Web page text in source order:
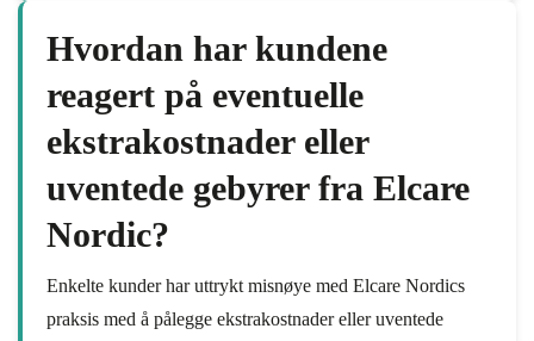
Hvordan har kundene
reagert på eventuelle
ekstrakostnader eller
uventede gebyrer fra Elcare
Nordic?
Enkelte kunder har uttrykt misnøye med Elcare Nordics
praksis med å pålegge ekstrakostnader eller uventede